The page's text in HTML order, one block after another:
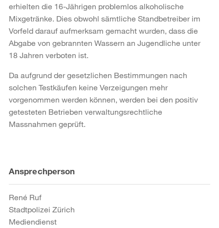
erhielten die 16-Jährigen problemlos alkoholische
Mixgetränke. Dies obwohl sämtliche Standbetreiber im
Vorfeld darauf aufmerksam gemacht wurden, dass die
Abgabe von gebrannten Wassern an Jugendliche unter
18 Jahren verboten ist.
Da aufgrund der gesetzlichen Bestimmungen nach
solchen Testkäufen keine Verzeigungen mehr
vorgenommen werden können, werden bei den positiv
getesteten Betrieben verwaltungsrechtliche
Massnahmen geprüft.
Weitere
Informationen
Ansprechperson
René Ruf
Stadtpolizei Zürich
Mediendienst